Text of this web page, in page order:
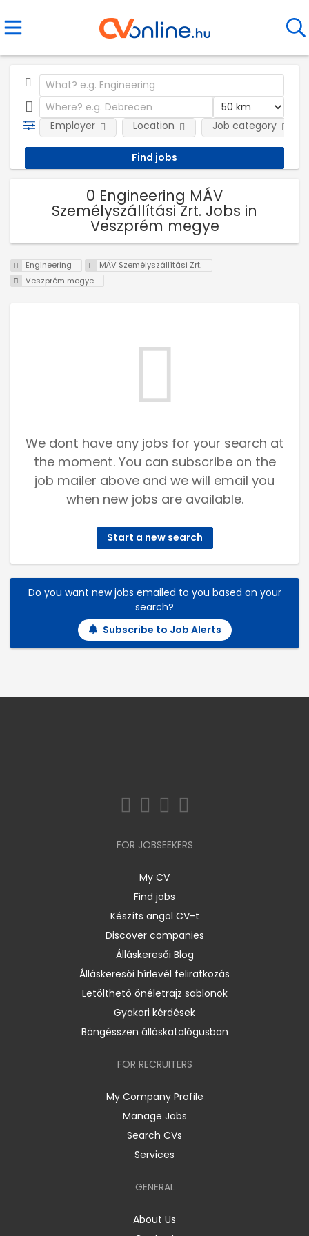
Employer Location Job category
0 Engineering MÁV
Személyszállítási Zrt. Jobs in
Veszprém megye
Engineering
MÁV Személyszállítási Zrt.
Veszprém megye
We dont have any jobs for your search at
the moment. You can subscribe on the
job mailer above and we will email you
when new jobs are available.
Start a new search
Do you want new jobs emailed to you based on your
search?
Subscribe to Job Alerts
FOR JOBSEEKERS
My CV
Find jobs
Készíts angol CV-t
Discover companies
Álláskeresői Blog
Álláskeresői hírlevél feliratkozás
Letölthető önéletrajz sablonok
Gyakori kérdések
Böngésszen álláskatalógusban
FOR RECRUITERS
My Company Profile
Manage Jobs
Search CVs
Services
GENERAL
About Us